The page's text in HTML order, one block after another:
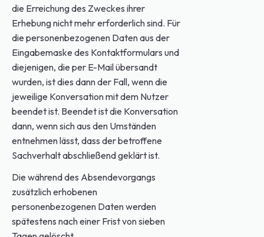
die Erreichung des Zweckes ihrer
Erhebung nicht mehr erforderlich sind. Für
die personenbezogenen Daten aus der
Eingabemaske des Kontaktformulars und
diejenigen, die per E-Mail übersandt
wurden, ist dies dann der Fall, wenn die
jeweilige Konversation mit dem Nutzer
beendet ist. Beendet ist die Konversation
dann, wenn sich aus den Umständen
entnehmen lässt, dass der betroffene
Sachverhalt abschließend geklärt ist.
Die während des Absendevorgangs
zusätzlich erhobenen
personenbezogenen Daten werden
spätestens nach einer Frist von sieben